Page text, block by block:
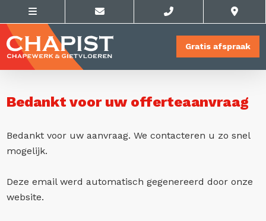
Gratis afspraak
Bedankt voor uw offerteaanvraag
Bedankt voor uw aanvraag. We contacteren u zo snel
mogelijk.
Deze email werd automatisch gegenereerd door onze
website.